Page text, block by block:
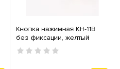
Кнопка нажимная КН-11В
без фиксации, желтый